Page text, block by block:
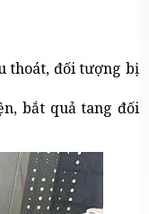
thoát, đối tượng bị
bắt quả tang đối